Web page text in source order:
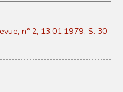
nº 2, 13.01.1979, S. 30-